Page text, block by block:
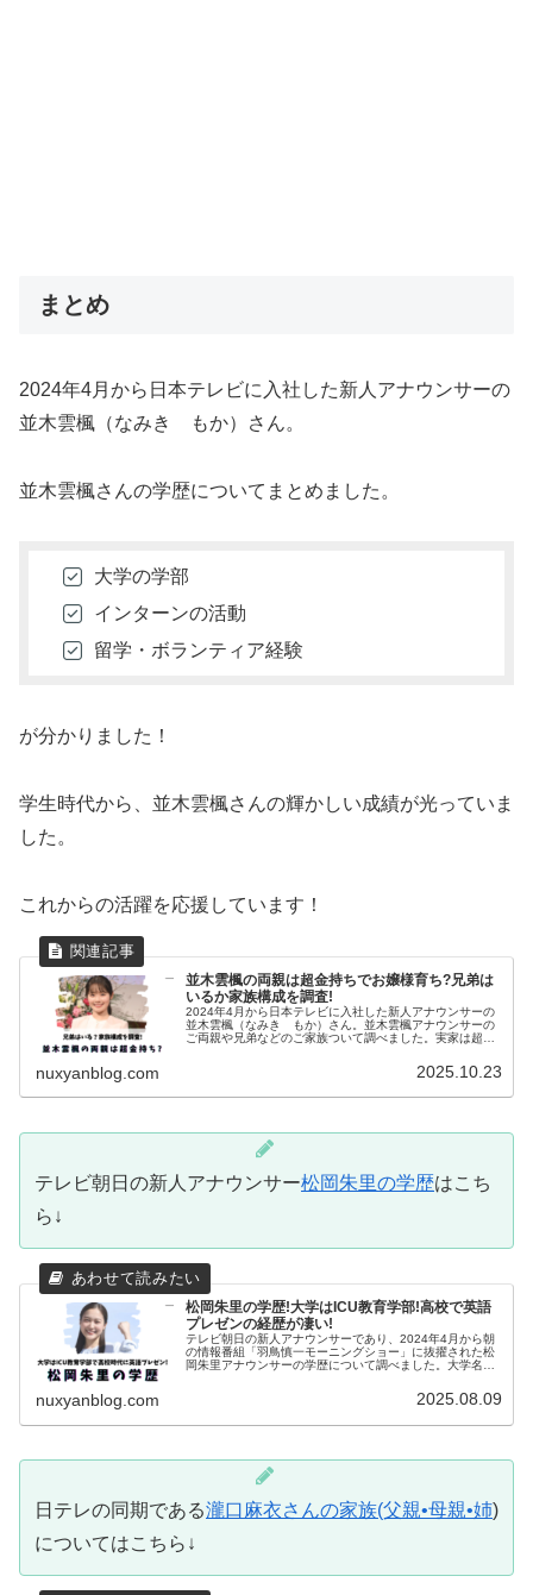
まとめ
2024年4月から日本テレビに入社した新人アナウンサーの
並木雲楓（なみき もか）さん。
並木雲楓さんの学歴についてまとめました。
大学の学部
インターンの活動
留学・ボランティア経験
が分かりました！
学生時代から、並木雲楓さんの輝かしい成績が光っていま
した。
これからの活躍を応援しています！
並木雲楓の両親は超金持ちでお嬢様育ち?兄弟は
いるか家族構成を調査!
2024年4月から日本テレビに入社した新人アナウンサーの
並木雲楓（なみき もか）さん。並木雲楓アナウンサーの
ご両親や兄弟などのご家族ついて調べました。実家は超金
nuxyanblog.com 2025.10.23
テレビ朝日の新人アナウンサー松岡朱里の学歴はこち
ら↓
松岡朱里の学歴!大学はICU教育学部!高校で英語
プレゼンの経歴が凄い!
テレビ朝日の新人アナウンサーであり、2024年4月から朝
の情報番組「羽鳥慎一モーニングショー」に抜擢された松
岡朱里アナウンサーの学歴について調べました。大学名学
nuxyanblog.com 2025.08.09
日テレの同期である瀧口麻衣さんの家族(父親•母親•姉)
についてはこちら↓